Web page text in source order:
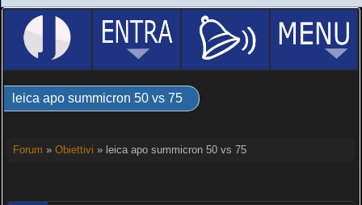
leica apo summicron 50 vs 75
Forum » Obiettivi » leica apo summicron 50 vs 75